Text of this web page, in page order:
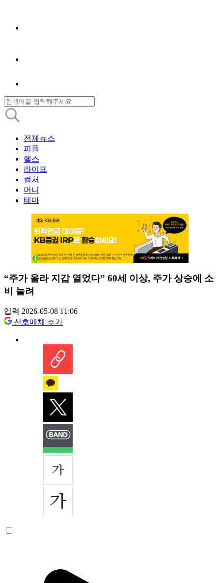
전체뉴스
피플
헬스
라이프
컬처
머니
테마
“주가 올라 지갑 열었다” 60세 이상, 주가 상승에 소
비 늘려
입력 2026-05-08 11:06
선호매체 추가